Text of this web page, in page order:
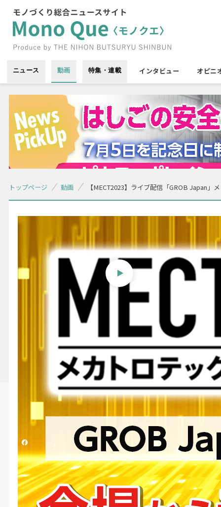
ニュース 動画 特集・連載 インタビュー オピニ
トップページ 動画 【MECT2023】ライブ配信「GROB Japan」
【MECT2023】ライブ配信
「GROB Japan」メカトロテ
ックジャパン2023会場から
投稿日時2023/10/18 06:41
GROB Japan
#製造・機械加工 #LIVE・展示会レポ